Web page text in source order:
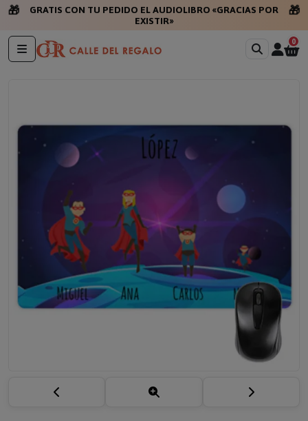
🎁
GRATIS CON TU PEDIDO EL AUDIOLIBRO «GRACIAS POR
EXISTIR»
🎁
0